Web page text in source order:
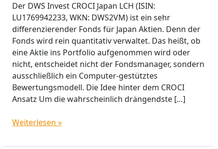
Der DWS Invest CROCI Japan LCH (ISIN:
LU1769942233, WKN: DWS2VM) ist ein sehr
differenzierender Fonds für Japan Aktien. Denn der
Fonds wird rein quantitativ verwaltet. Das heißt, ob
eine Aktie ins Portfolio aufgenommen wird oder
nicht, entscheidet nicht der Fondsmanager, sondern
ausschließlich ein Computer-gestütztes
Bewertungsmodell. Die Idee hinter dem CROCI
Ansatz Um die wahrscheinlich drängendste […]
Weiterlesen »